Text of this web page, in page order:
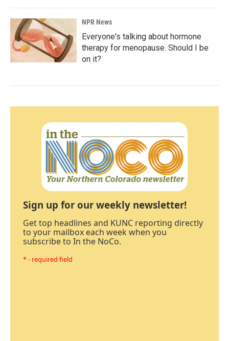
NPR News
Everyone's talking about hormone
therapy for menopause. Should I be
on it?
Sign up for our weekly newsletter!
Get top headlines and KUNC reporting directly
to your mailbox each week when you
subscribe to In the NoCo.
* - required field